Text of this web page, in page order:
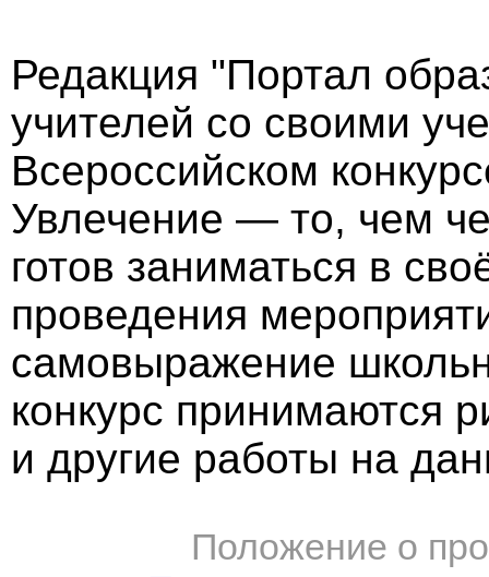
Редакция "Портал
учителей со своими
Всероссийском
Увлечение — то, чем
готов заниматься в
проведения
самовыражение
конкурс принимаются
и другие работы на
Положение о